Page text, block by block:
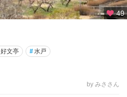
49
好文亭 #水戸
by みささん